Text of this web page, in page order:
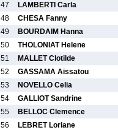
47
LAMBERTI Carla
48
CHESA Fanny
49
BOURDAIM Hanna
50
THOLONIAT Helene
51
MALLET Clotilde
52
GASSAMA Aissatou
53
NOVELLO Celia
54
GALLIOT Sandrine
55
BELLOC Clemence
56
LEBRET Loriane